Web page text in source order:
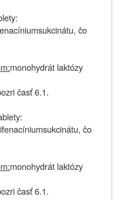
čo
monohydrát laktózy
časť 6.1.
čo
monohydrát laktózy
časť 6.1.